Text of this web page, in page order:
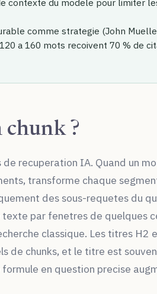
contexte du modele pour limiter
comme strategie (John
a 160 mots recoivent 70 % de
chunk ?
recuperation IA. Quand un
transforme chaque
des sous-requetes du
par fenetres de quelques
classique. Les titres
de chunks, et le titre est
en question precise